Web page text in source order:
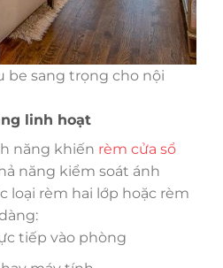
be sang trọng cho nội
linh hoạt
năng khiến rèm cửa sổ
năng kiểm soát ánh
loại rèm hai lớp hoặc rèm
tiếp vào phòng